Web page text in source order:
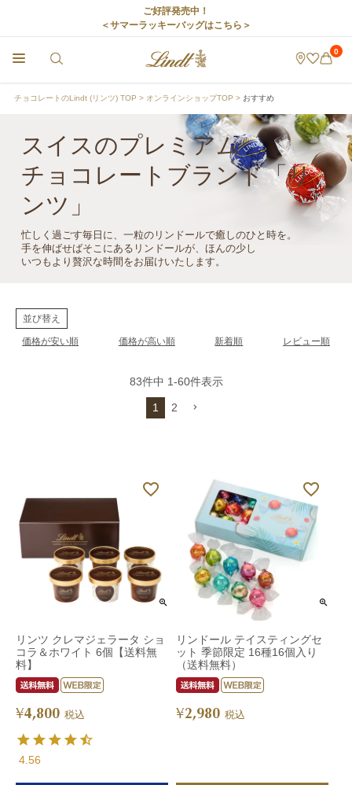
ご好評発売中！
＜サマーラッキーバッグはこちら＞
0
チョコレートのLindt (リンツ) TOP オンラインショップTOP おすすめ
スイスのプレミアム
チョコレートブランド「リ
ンツ」
忙しく過ごす毎日に、一粒のリンドールで癒しのひと時を。
手を伸ばせばそこにあるリンドールが、ほんの少し
いつもより贅沢な時間をお届けいたします。
並び替え
価格が安い順 価格が高い順 新着順 レビュー順
83件中 1-60件表示
1 2
リンツ クレマジェラータ ショ
コラ＆ホワイト 6個【送料無
料】
¥4,800 税込
4.56
リンドール テイスティングセ
ット 季節限定 16種16個入り
（送料無料）
¥2,980 税込